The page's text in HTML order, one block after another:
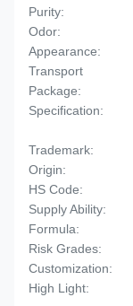
Purity:
Odor:
Appearance:
Transport
Package:
Specification:
Trademark:
Origin:
HS Code:
Supply Ability:
Formula:
Risk Grades:
Customization:
High Light: